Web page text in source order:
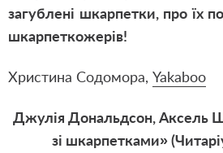
загублені шкарпетки, про їх
шкарпеткожерів!
Христина Содомора, Yakaboo
Джулія Дональдсон, Аксель
зі шкарпетками»